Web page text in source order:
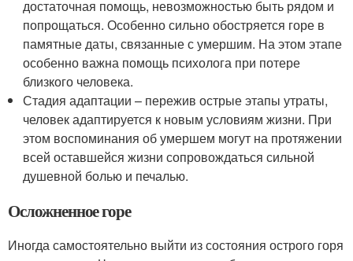
достаточная помощь, невозможностью быть рядом и
попрощаться. Особенно сильно обостряется горе в
памятные даты, связанные с умершим. На этом этапе
особенно важна помощь психолога при потере
близкого человека.
Стадия адаптации – пережив острые этапы утраты,
человек адаптируется к новым условиям жизни. При
этом воспоминания об умершем могут на протяжении
всей оставшейся жизни сопровождаться сильной
душевной болью и печалью.
Осложненное горе
Иногда самостоятельно выйти из состояния острого горя